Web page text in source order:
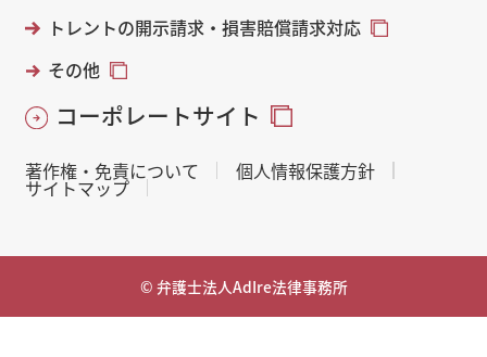
トレントの開示請求・損害賠償請求対応
その他
コーポレートサイト
著作権・免責について 個人情報保護方針
サイトマップ
© 弁護士法人AdIre法律事務所